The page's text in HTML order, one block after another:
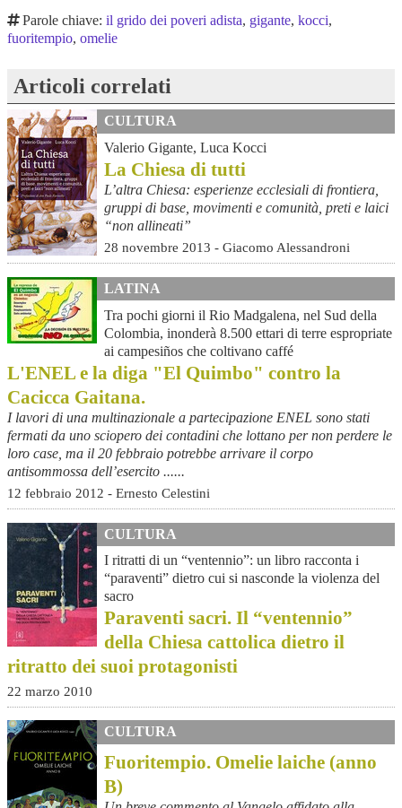
Parole chiave:il grido dei poveri adista, gigante,kocci,
fuoritempio, omelie
Articoli correlati
CULTURA
Valerio Gigante, Luca Kocci
La Chiesa di tutti
L’altra Chiesa: esperienze ecclesiali di frontiera,
gruppi di base, movimenti e comunità, preti e laici
“non allineati”
28 novembre 2013 - Giacomo Alessandroni
LATINA
Tra pochi giorni il Rio Madgalena, nel Sud della
Colombia, inonderà 8.500 ettari di terre espropriate
ai campesiños che coltivano caffé
L'ENEL e la diga "El Quimbo" contro la
Cacicca Gaitana.
I lavori di una multinazionale a partecipazione ENEL sono stati
fermati da uno sciopero dei contadini che lottano per non perdere le
loro case, ma il 20 febbraio potrebbe arrivare il corpo
antisommossa dell’esercito ......
12 febbraio 2012 - Ernesto Celestini
CULTURA
I ritratti di un “ventennio”: un libro racconta i
“paraventi” dietro cui si nasconde la violenza del
sacro
Paraventi sacri. Il “ventennio”
della Chiesa cattolica dietro il
ritratto dei suoi protagonisti
22 marzo 2010
CULTURA
Fuoritempio. Omelie laiche (anno
B)